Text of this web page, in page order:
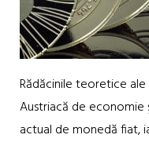
Rădăcinile teoretice
Austriacă de economie
actual de monedă fiat,